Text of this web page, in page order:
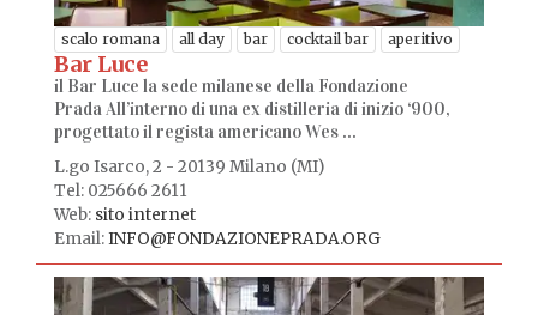
scalo romana all day bar cocktail bar aperitivo
Bar Luce
il Bar Luce la sede milanese della Fondazione
Prada All’interno di una ex distilleria di inizio ‘900,
progettato il regista americano Wes ...
L.go Isarco, 2 - 20139 Milano (MI)
Tel: 025666 2611
Web: sito internet
Email:INFO@FONDAZIONEPRADA.ORG